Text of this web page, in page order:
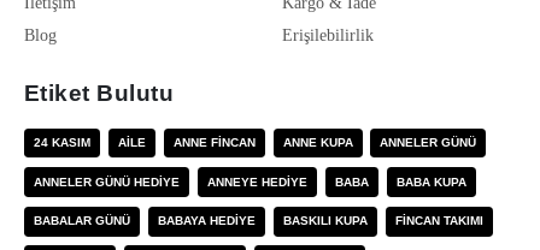
Blog
Erişilebilirlik
Etiket Bulutu
24 KASIM AILE ANNE FINCAN ANNE KUPA ANNELER GÜNÜ
ANNELER GÜNÜ HEDIYE ANNEYE HEDIYE BABA BABA KUPA
BABALAR GÜNÜ BABAYA HEDIYE BASKILI KUPA FINCAN TAKIMI